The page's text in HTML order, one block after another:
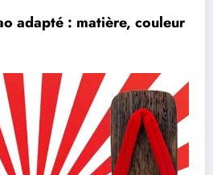
adapté : matière, couleur